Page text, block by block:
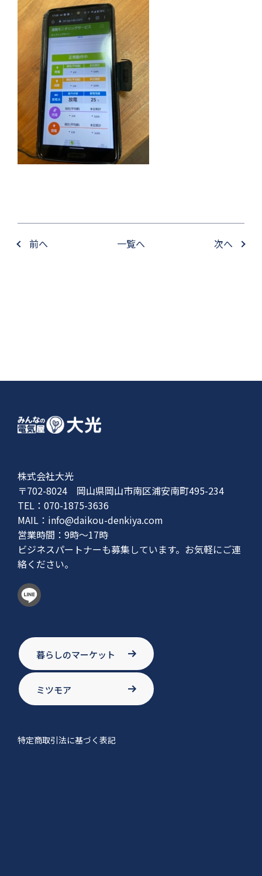
前へ 一覧へ 次へ
株式会社大光
〒702-8024 岡山県岡山市南区浦安南町495-234
TEL：070-1875-3636
MAIL： info@daikou-denkiya.com
営業時間：9時〜17時
ビジネスパートナーも募集しています。お気軽にご連
絡ください。
暮らしのマーケット
ミツモア
特定商取引法に基づく表記